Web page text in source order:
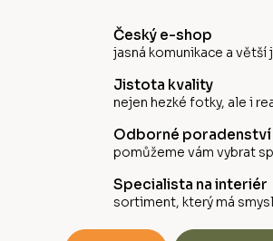
Český e-shop
jasná komunikace a
Jistota kvality
nejen hezké fotky, ale i
Odborné poradenství
pomůžeme vám vybrat
Specialista na interiér
sortiment, který má